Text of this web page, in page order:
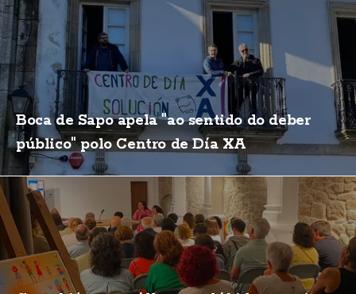
Boca de Sapo apela "ao sentido do deber
público" polo Centro de Día XA